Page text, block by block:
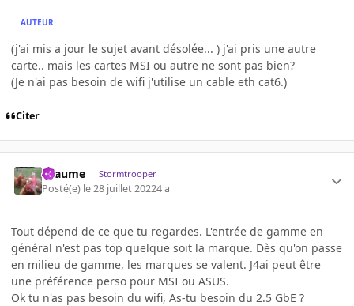
AUTEUR
(j'ai mis a jour le sujet avant désolée... ) j'ai pris une autre
carte.. mais les cartes MSI ou autre ne sont pas bien?
(Je n'ai pas besoin de wifi j'utilise un cable eth cat6.)
Citer
Lyaume Stormtrooper
Posté(e) le 28 juillet 20224 a
Tout dépend de ce que tu regardes. L'entrée de gamme en
général n'est pas top quelque soit la marque. Dès qu'on passe
en milieu de gamme, les marques se valent. J4ai peut être
une préférence perso pour MSI ou ASUS.
Ok tu n'as pas besoin du wifi, As-tu besoin du 2.5 GbE ?